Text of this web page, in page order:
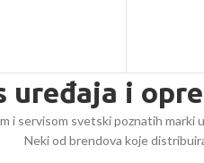
uređaja i
i servisom svetski poznatih marki
Neki od brendova koje